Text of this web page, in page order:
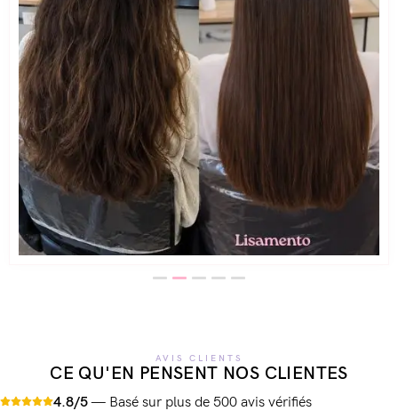
AVIS CLIENTS
CE QU'EN PENSENT NOS CLIENTES
4.8/5— Basé sur plus de 500 avis vérifiés